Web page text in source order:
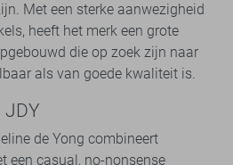
Met een sterke aanwezigheid
heeft het merk een grote
die op zoek zijn naar
als van goede kwaliteit is.
JDY
de Yong combineert
een casual, no-nonsense